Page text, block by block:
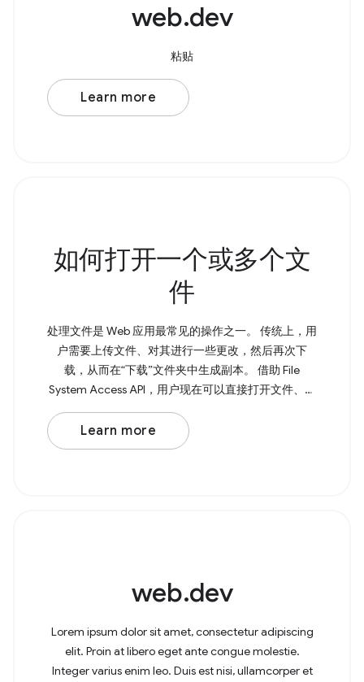
web.dev
粘贴
Learn more
如何打开一个或多个文
件
处理文件是 Web 应用最常见的操作之一。 传统上，用
户需要上传文件、对其进行一些更改，然后再次下
载，从而在“下载”文件夹中生成副本。 借助 File
System Access API，用户现在可以直接打开文件、进
行修改，并将更改保存回原始文件。 如需打开文件，
请调用 showOpenFilePicker() ， 该方法会返回一个
Promise，其中包含 所选文件或多个文件的数组。如
Learn more
web.dev
Lorem ipsum dolor sit amet, consectetur adipiscing
elit. Proin at libero eget ante congue molestie.
Integer varius enim leo. Duis est nisi, ullamcorper et